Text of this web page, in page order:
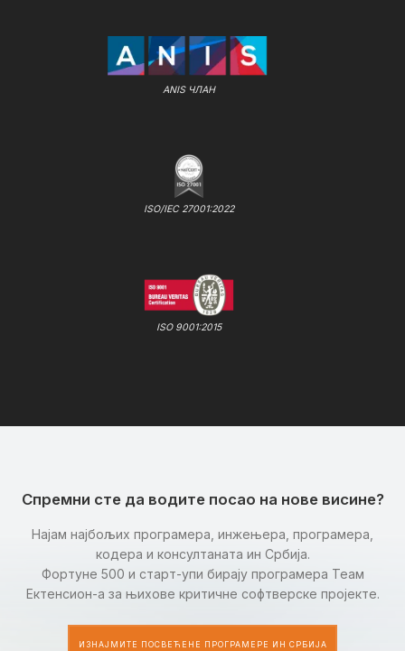
ANIS ЧЛАН
ISO/IEC 27001:2022
ISO 9001:2015
Спремни сте да водите посао на нове висине?
Најам најбољих програмера, инжењера, програмера,
кодера и консултаната ин Србија.
Фортуне 500 и старт-упи бирају програмера Теам
Ектенсион-а за њихове критичне софтверске пројекте.
ИЗНАЈМИТЕ ПОСВЕЋЕНЕ ПРОГРАМЕРЕ ИН СРБИЈА